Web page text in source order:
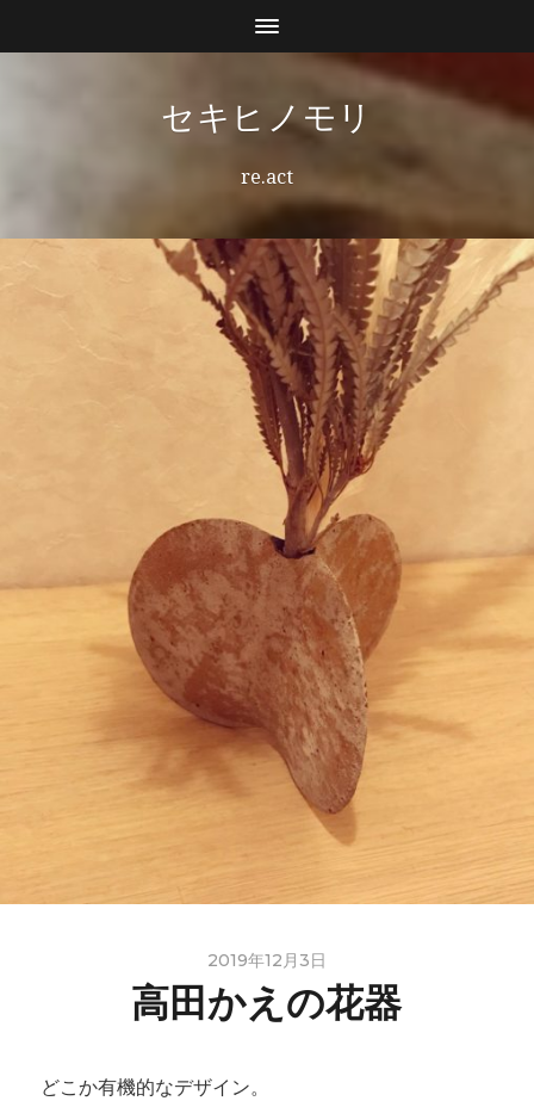
セキヒノモリ
re.act
2019年12月3日
高田かえの花器
どこか有機的なデザイン。